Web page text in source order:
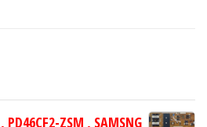
ZSM , SAMSNG